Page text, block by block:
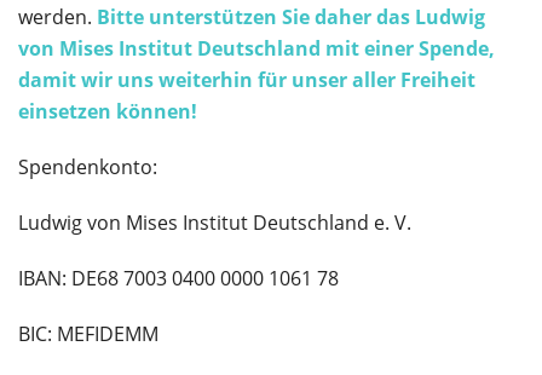
werden. Bitte unterstützen Sie daher das Ludwig
von Mises Institut Deutschland mit einer Spende,
damit wir uns weiterhin für unser aller Freiheit
einsetzen können!
Spendenkonto:
Ludwig von Mises Institut Deutschland e. V.
IBAN: DE68 7003 0400 0000 1061 78
BIC: MEFIDEMM